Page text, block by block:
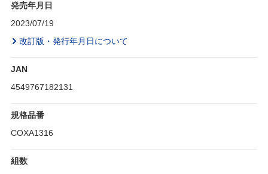
発売年月日
2023/07/19
改訂版・発行年月日について
JAN
4549767182131
規格品番
COXA1316
組数